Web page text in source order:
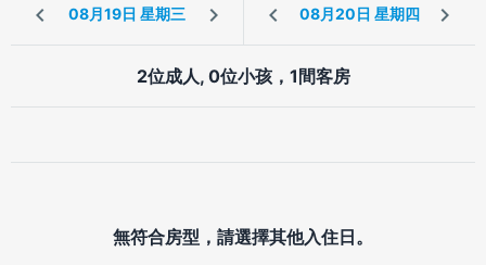
2位成人, 0位小孩，1間客房
無符合房型，請選擇其他入住日。